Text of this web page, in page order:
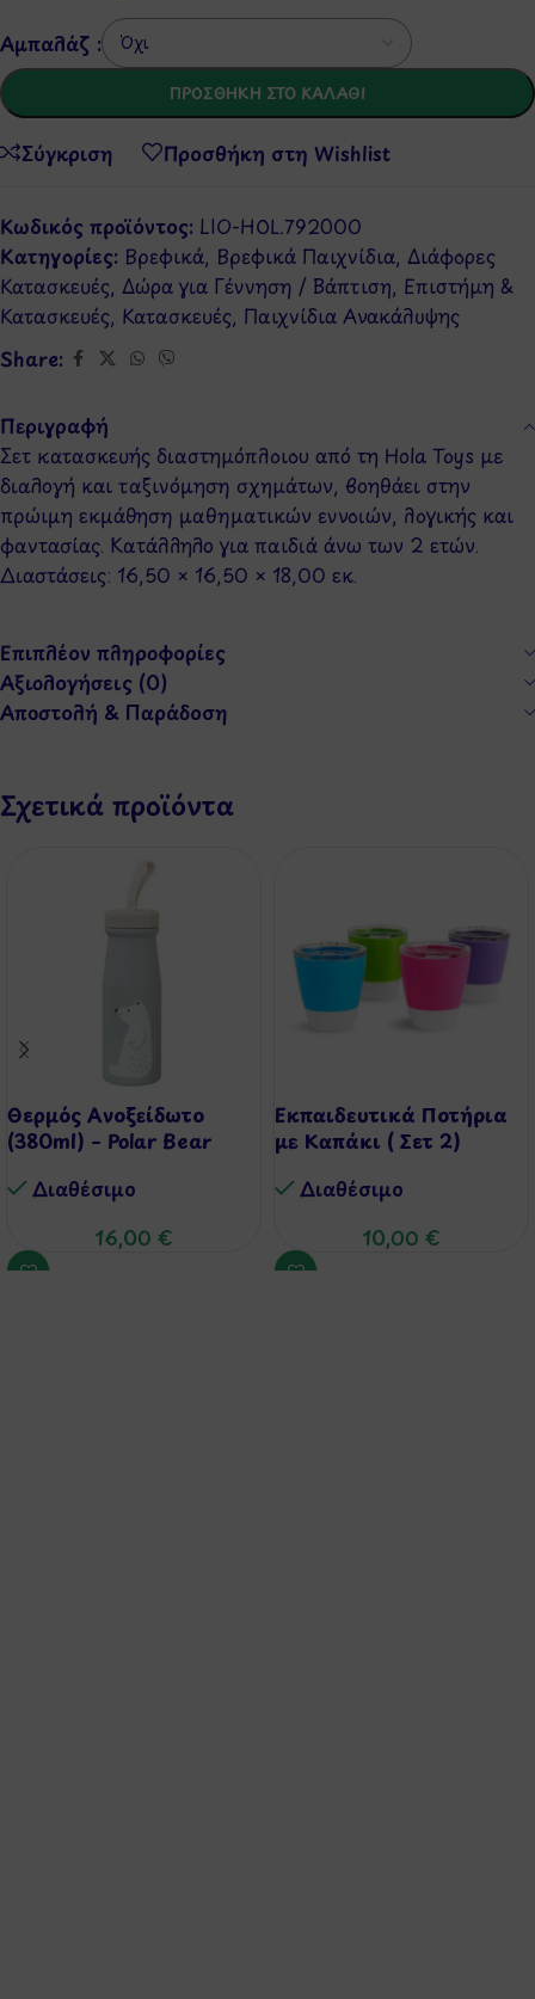
Αμπαλάζ :
ΠΡΟΣΘΉΚΗ ΣΤΟ ΚΑΛΆΘΙ
Σύγκριση Προσθήκη στη Wishlist
Κωδικός προϊόντος: LIO-HOL.792000
Κατηγορίες: Βρεφικά, Βρεφικά Παιχνίδια, Διάφορες
Κατασκευές, Δώρα για Γέννηση / Βάπτιση, Επιστήμη &
Κατασκευές, Κατασκευές, Παιχνίδια Ανακάλυψης
Share:
Περιγραφή
Σετ κατασκευής διαστημόπλοιου από τη Hola Toys με
διαλογή και ταξινόμηση σχημάτων, βοηθάει στην
πρώιμη εκμάθηση μαθηματικών εννοιών, λογικής και
φαντασίας. Κατάλληλο για παιδιά άνω των 2 ετών.
Διαστάσεις: 16,50 × 16,50 × 18,00 εκ.
Επιπλέον πληροφορίες
Αξιολογήσεις (0)
Αποστολή & Παράδοση
Σχετικά προϊόντα
Θερμός Ανοξείδωτο
(380ml) – Polar Bear
Διαθέσιμo
16,00 €
Εκπαιδευτικά Ποτήρια
με Καπάκι ( Σετ 2)
Διαθέσιμo
10,00 €